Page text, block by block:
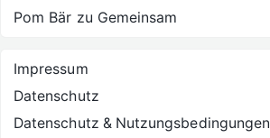
Pom Bär zu Gemeinsam
Impressum
Datenschutz
Datenschutz & Nutzungsbedingungen